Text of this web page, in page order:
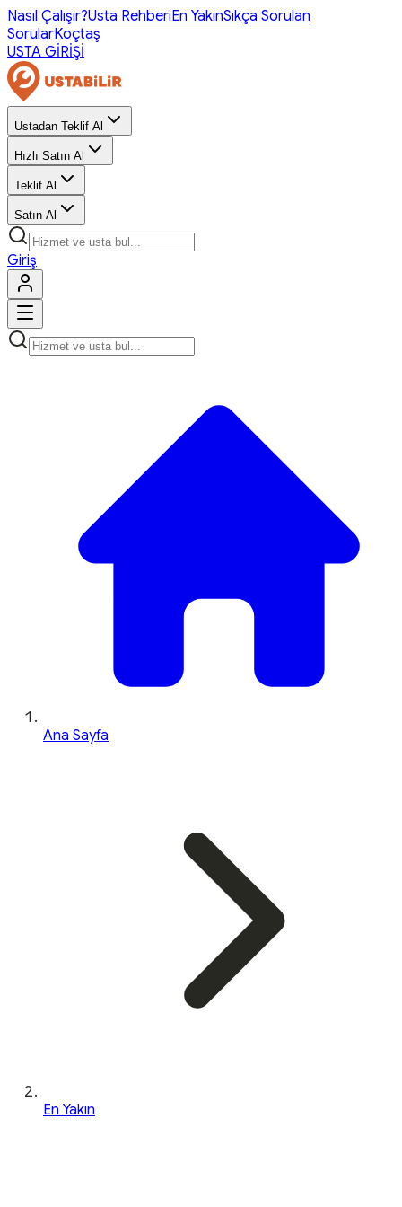
Nasıl Çalışır?Usta RehberiEn YakınSıkça Sorulan
SorularKoçtaş
USTA GİRİŞİ
Ustadan Teklif Al
Hızlı Satın Al
Teklif Al
Satın Al
Giriş
Ana Sayfa
En Yakın